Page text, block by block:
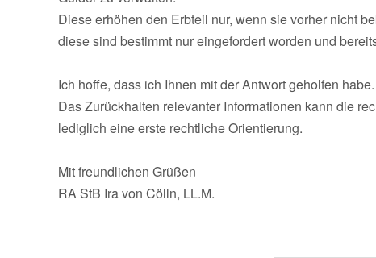
Diese erhöhen den Erbteil nur, wenn sie vorher nicht
diese sind bestimmt nur eingefordert worden und
Ich hoffe, dass ich Ihnen mit der Antwort geholfen habe.
Das Zurückhalten relevanter Informationen kann die
lediglich eine erste rechtliche Orientierung.
Mit freundlichen Grüßen
RA StB Ira von Cölln, LL.M.